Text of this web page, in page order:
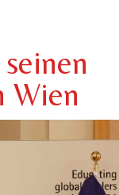
Wien